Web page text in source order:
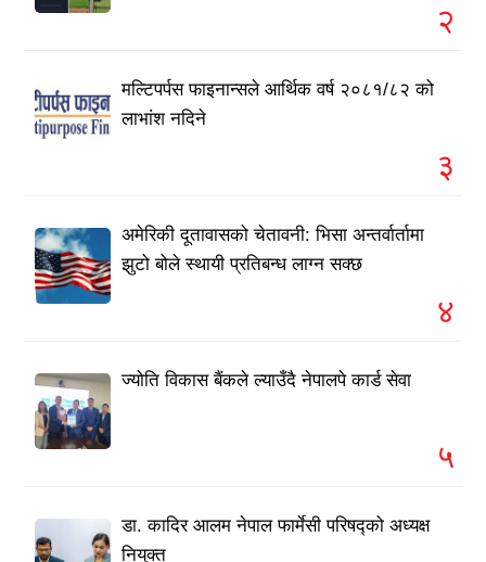
२
मल्टिपर्पस फाइनान्सले आर्थिक वर्ष २०८१/८२ को
लाभांश नदिने
३
अमेरिकी दूतावासको चेतावनी: भिसा अन्तर्वार्तामा
झुटो बोले स्थायी प्रतिबन्ध लाग्न सक्छ
४
ज्योति विकास बैंकले ल्याउँदै नेपालपे कार्ड सेवा
५
डा. कादिर आलम नेपाल फार्मेसी परिषद्को अध्यक्ष
नियुक्त